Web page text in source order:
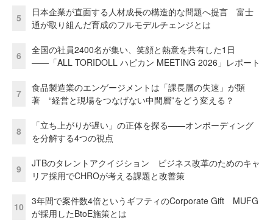
5
日本企業が直面する人材成長の構造的な問題へ提言 富士
通が取り組んだ育成のフルモデルチェンジとは
6
全国の社員2400名が集い、笑顔と熱意を共有した1日
――「ALL TORIDOLL ハピカン MEETING 2026」レポート
7
食品製造業のエンゲージメントは「課長層の失速」が顕
著 “経営と現場をつなげない中間層”をどう変える？
8
「立ち上がりが遅い」の正体を探る——オンボーディング
を分解する4つの視点
9
JTBのタレントアクイジション ビジネス改革のためのキャ
リア採用でCHROが考える課題と改善策
10
3年間で案件数4倍というギフティのCorporate Gift MUFG
が採用したBtoE施策とは